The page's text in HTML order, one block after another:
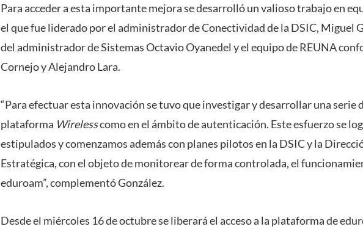
Para acceder a esta importante mejora se desarrolló un valioso trabajo en
el que fue liderado por el administrador de Conectividad de la DSIC, Miguel
del administrador de Sistemas Octavio Oyanedel y el equipo de REUNA
Cornejo y Alejandro Lara.
“Para efectuar esta innovación se tuvo que investigar y desarrollar una serie
plataforma Wirelesscomo en el ámbito de autenticación. Este esfuerzo se
estipulados y comenzamos además con planes pilotos en la DSIC y la
Estratégica, con el objeto de monitorear de forma controlada, el
eduroam”, complementó González.
Desde el miércoles 16 de octubre se liberará el acceso a la plataforma de